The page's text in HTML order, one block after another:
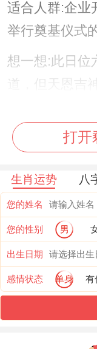
适合人群:企业
举行奠基仪式
想一想:此日位
道，但天恩吉
鸡者需回避举
2.11月2日
宜：祭祀、沐
勿取
吉时:上午7-9
（整理环境）
适合人群：需
打开
生肖运势 八
您的姓名
您的性别 男
出生日期
感情状态 单身 有